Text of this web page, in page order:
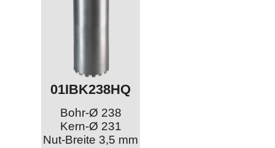
01IBK238HQ
Bohr-Ø 238
Kern-Ø 231
Nut-Breite 3,5 mm